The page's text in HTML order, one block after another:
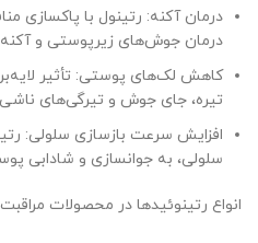
درمان آکنه: رتینول با پاکسازی
درمان جوش‌های زیرپوستی و
کاهش لک‌های پوستی: تأثیر
تیره، جای جوش و تیرگی‌های
افزایش سرعت بازسازی سلولی:
سلولی، به جوانسازی و شادابی
انواع رتینوئیدها در محصولات